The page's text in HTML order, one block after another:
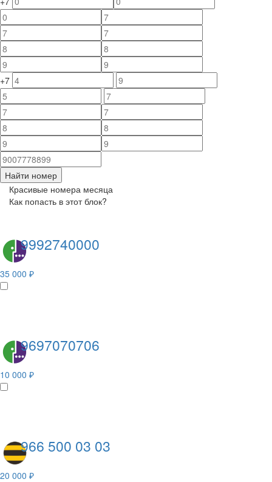
+7
Найти номер
Красивые номера месяца
Как попасть в этот блок?
9992740000
35 000 ₽
9697070706
10 000 ₽
966 500 03 03
20 000 ₽